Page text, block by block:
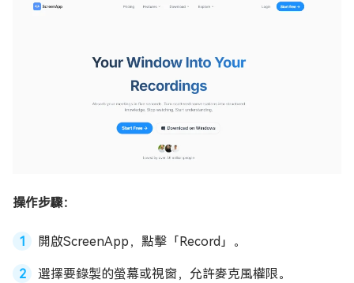
操作步驟：
開啟ScreenApp，點擊「Record」。
選擇要錄製的螢幕或視窗，允許麥克風權限。